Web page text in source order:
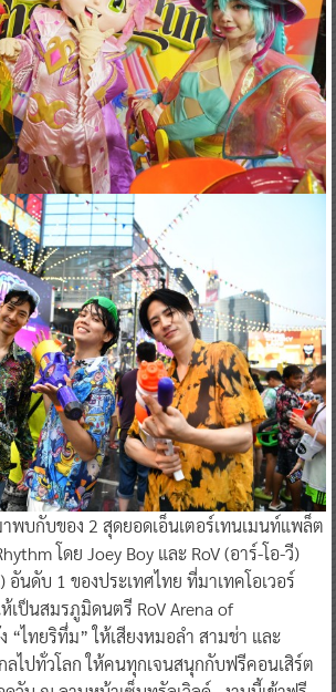
พบกับของ 2 สุดยอดเอ็นเตอร์เทนเมนท์แพล็ต
โดย Joey Boy และ RoV (อาร์-โอ-วี)
อันดับ 1 ของประเทศไทย ที่มาเทคโอเวอร์
เป็นสมรภูมิดนตรี RoV Arena of
“ไทยริทึ่ม” ให้เสียงหมอลำ สามช่า และ
ลไปทั่วโลก ให้คนทุกเจนสนุกกับฟรีคอนเสิร์ต